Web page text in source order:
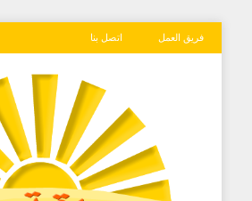
فريق العمل اتصل بنا